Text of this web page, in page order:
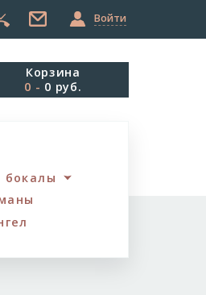
Войти
Корзина
0 - 0 руб.
бокалы